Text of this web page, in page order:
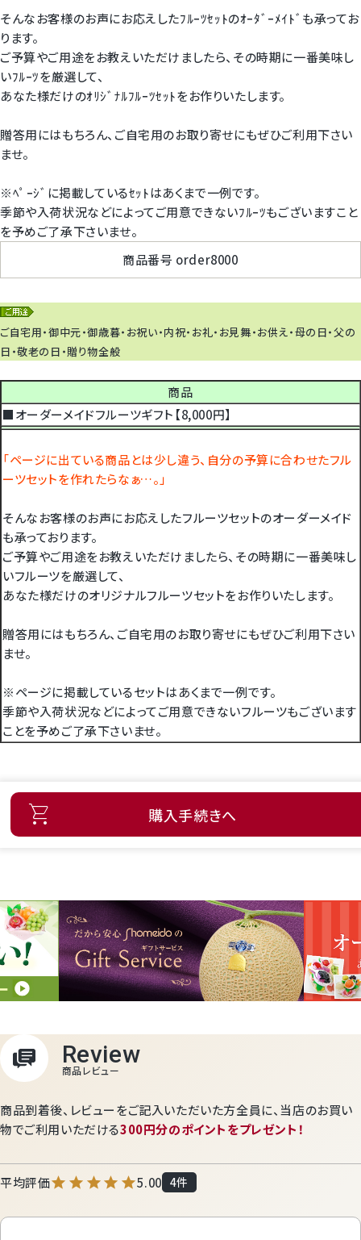
そんなお客様のお声にお応えしたﾌﾙｰﾂｾｯﾄのｵｰﾀﾞｰﾒｲﾄﾞも承ってお
ります。
ご予算やご用途をお教えいただけましたら、その時期に一番美味し
いﾌﾙｰﾂを厳選して、
あなた様だけのｵﾘｼﾞﾅﾙﾌﾙｰﾂｾｯﾄをお作りいたします。
贈答用にはもちろん、ご自宅用のお取り寄せにもぜひご利用下さい
ませ。
※ﾍﾟｰｼﾞに掲載しているｾｯﾄはあくまで一例です。
季節や入荷状況などによってご用意できないﾌﾙｰﾂもございますこと
を予めご了承下さいませ。
商品番号 order8000
ご自宅用・御中元・御歳暮・お祝い・内祝・お礼・お見舞・お供え・母の日・父の
日・敬老の日・贈り物全般
商品
■オーダーメイドフルーツギフト【8,000円】
「ページに出ている商品とは少し違う、自分の予算に合わせたフル
ーツセットを作れたらなぁ…。」
そんなお客様のお声にお応えしたフルーツセットのオーダーメイド
も承っております。
ご予算やご用途をお教えいただけましたら、その時期に一番美味し
いフルーツを厳選して、
あなた様だけのオリジナルフルーツセットをお作りいたします。
贈答用にはもちろん、ご自宅用のお取り寄せにもぜひご利用下さい
ませ。
※ページに掲載しているセットはあくまで一例です。
季節や入荷状況などによってご用意できないフルーツもございます
ことを予めご了承下さいませ。
購入手続きへ
商品到着後、レビューをご記入いただいた方全員に、 当店のお買い
物でご利用いただける300円分のポイントをプレゼント！
5.00 4